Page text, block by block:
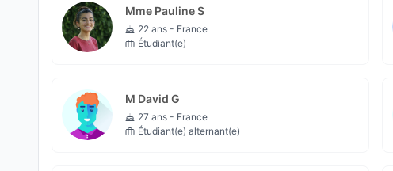
Mme Pauline S
22 ans - France
Étudiant(e)
M David G
27 ans - France
Étudiant(e) alternant(e)